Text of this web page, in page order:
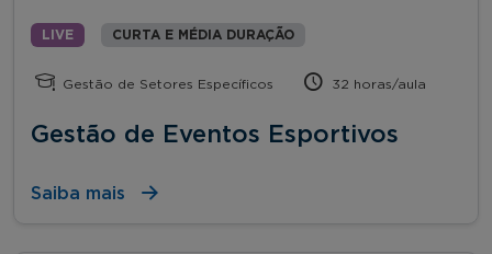
LIVE CURTA E MÉDIA DURAÇÃO
Gestão de Setores Específicos 32 horas/aula
Gestão de Eventos Esportivos
Saiba mais